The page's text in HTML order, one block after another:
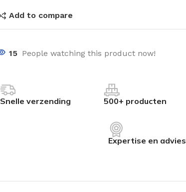
Add to compare
15 People watching this product now!
Snelle verzending 500+ producten
Expertise en advies